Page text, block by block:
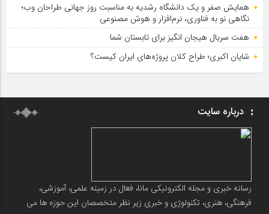
همایش صفر و یک دانشگاه رشدیه به مناسبت روز جهانی طراحان وب؛
نگاهی نو به فناوری، نرم‌افزار و هوش مصنوعی
هفت سریال هیجان انگیز برای تابستان شما
شایان اکبری؛ طراح کلان پروژه‌های ایران کیست؟
درباره سایت
رسانه خبری و مجله الکترونیکی مانا، فعال در زمینه علمی، آموزشی،
فرهنگی، هنری، تکنولوژی و خبری زیر نظر متخصصان این حوزه ها می